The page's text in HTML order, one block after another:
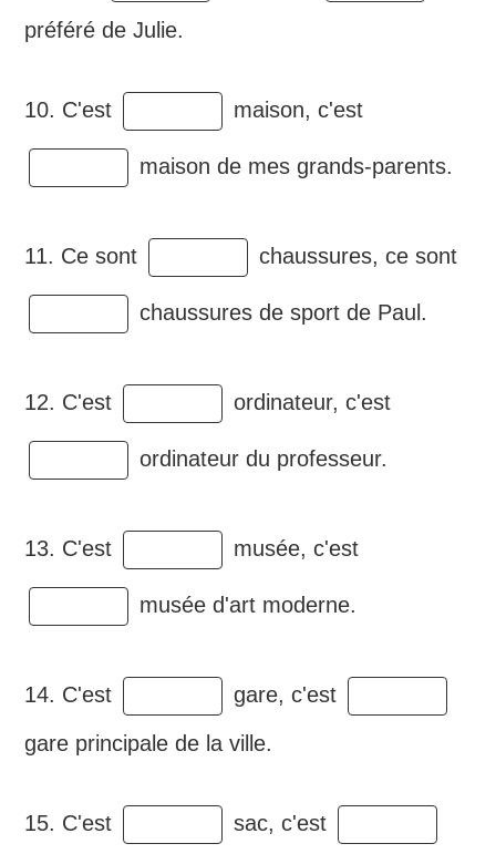
préféré de Julie.
10. C'est maison, c'est
maison de mes grands-parents.
11. Ce sont chaussures, ce sont
chaussures de sport de Paul.
12. C'est ordinateur, c'est
ordinateur du professeur.
13. C'est musée, c'est
musée d'art moderne.
14. C'est gare, c'est
gare principale de la ville.
15. C'est sac, c'est